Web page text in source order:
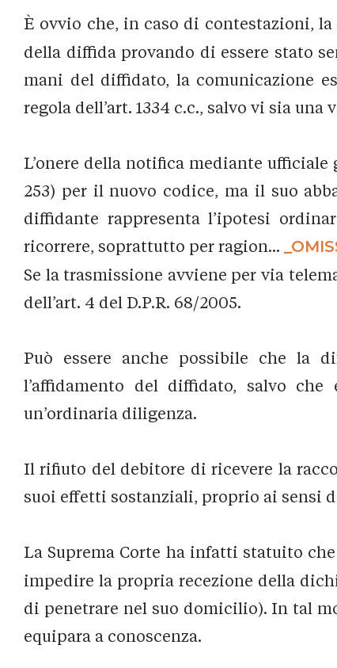
È ovvio che, in caso di contestazioni,
della diffida provando di essere stato
mani del diffidato, la comunicazione
regola dell’art. 1334 c.c., salvo vi sia
L’onere della notifica mediante
253) per il nuovo codice, ma il suo
diffidante rappresenta l’ipotesi
ricorrere, soprattutto per ragion...
Se la trasmissione avviene per via
dell’art. 4 del D.P.R. 68/2005.
Può essere anche possibile che la
l’affidamento del diffidato, salvo
un’ordinaria diligenza.
Il rifiuto del debitore di ricevere la
suoi effetti sostanziali, proprio ai sensi
La Suprema Corte ha infatti statuito
impedire la propria recezione della
di penetrare nel suo domicilio). In tal
equipara a conoscenza.